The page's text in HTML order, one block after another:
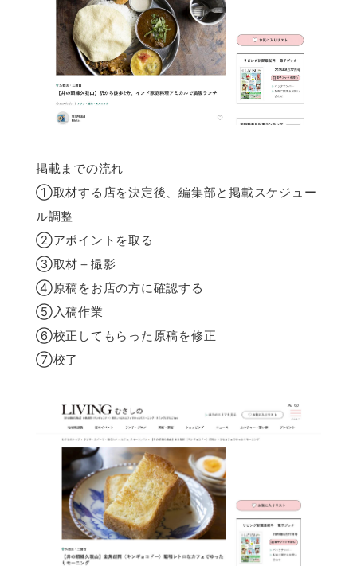
掲載までの流れ
①取材する店を決定後、編集部と掲載スケジュー
ル調整
②アポイントを取る
③取材＋撮影
④原稿をお店の方に確認する
⑤入稿作業
⑥校正してもらった原稿を修正
⑦校了